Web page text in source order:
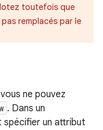
toutefois que
remplacés par le
ne pouvez
. Dans un
spécifier un attribut